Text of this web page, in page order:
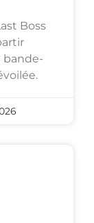
Boss
bande-